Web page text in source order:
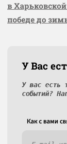
в
победе до
У Вас
У вас есть
событий?
Как c вами